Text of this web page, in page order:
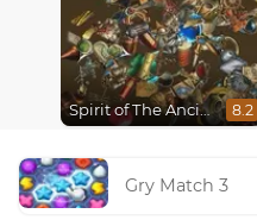
Spirit of The Ancient Forest 8.2
Gry Match 3